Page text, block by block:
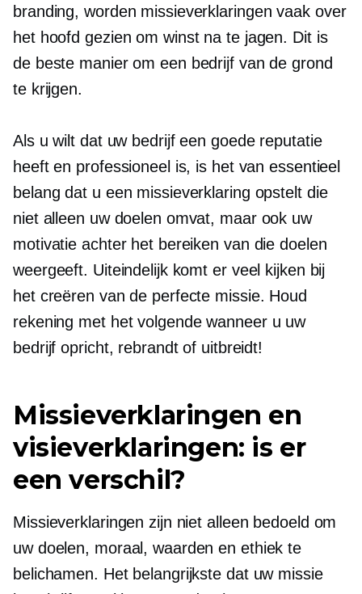
branding, worden missieverklaringen vaak over
het hoofd gezien om winst na te jagen. Dit is
de beste manier om een ​​bedrijf van de grond
te krijgen.
Als u wilt dat uw bedrijf een goede reputatie
heeft en professioneel is, is het van essentieel
belang dat u een missieverklaring opstelt die
niet alleen uw doelen omvat, maar ook uw
motivatie achter het bereiken van die doelen
weergeeft. Uiteindelijk komt er veel kijken bij
het creëren van de perfecte missie. Houd
rekening met het volgende wanneer u uw
bedrijf opricht, rebrandt of uitbreidt!
Missieverklaringen en
visieverklaringen: is er
een verschil?
Missieverklaringen zijn niet alleen bedoeld om
uw doelen, moraal, waarden en ethiek te
belichamen. Het belangrijkste dat uw missie